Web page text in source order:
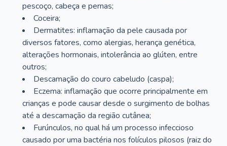
pescoço, cabeça e pernas;
Coceira;
Dermatites: inflamação da pele causada por
diversos fatores, como alergias, herança genética,
alterações hormonais, intolerância ao glúten, entre
outros;
Descamação do couro cabeludo (caspa);
Eczema: inflamação que ocorre principalmente em
crianças e pode causar desde o surgimento de bolhas
até a descamação da região cutânea;
Furúnculos, no qual há um processo infeccioso
causado por uma bactéria nos folículos pilosos (raiz do